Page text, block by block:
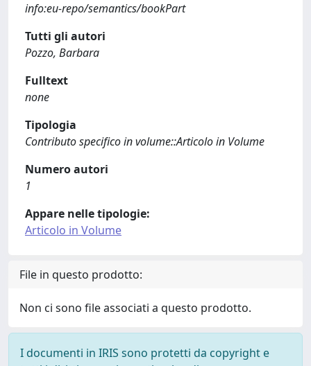
info:eu-repo/semantics/bookPart
Tutti gli autori
Pozzo, Barbara
Fulltext
none
Tipologia
Contributo specifico in volume::Articolo in Volume
Numero autori
1
Appare nelle tipologie:
Articolo in Volume
File in questo prodotto:
Non ci sono file associati a questo prodotto.
I documenti in IRIS sono protetti da copyright e